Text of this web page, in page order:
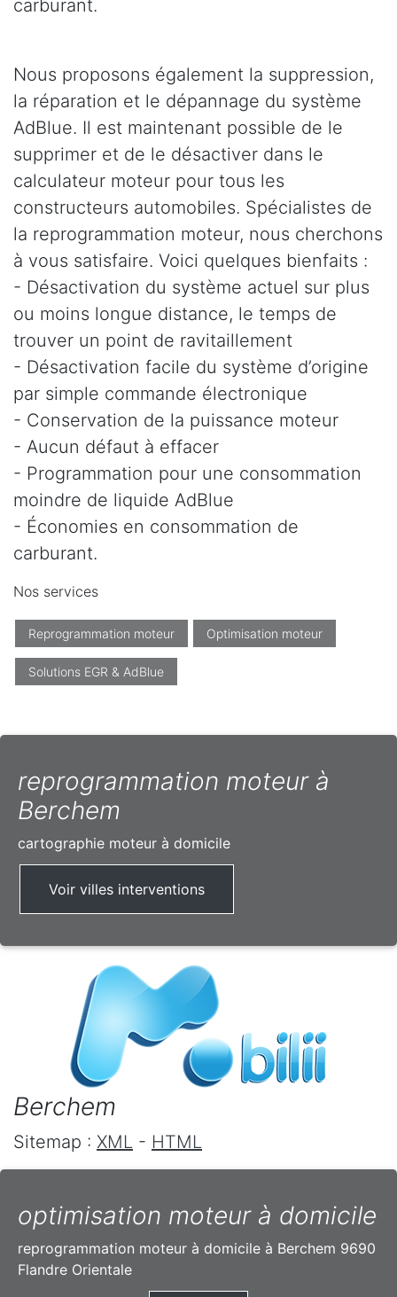
carburant.
Nous proposons également la suppression,
la réparation et le dépannage du système
AdBlue. Il est maintenant possible de le
supprimer et de le désactiver dans le
calculateur moteur pour tous les
constructeurs automobiles. Spécialistes de
la reprogrammation moteur, nous cherchons
à vous satisfaire. Voici quelques bienfaits :
- Désactivation du système actuel sur plus
ou moins longue distance, le temps de
trouver un point de ravitaillement
- Désactivation facile du système d’origine
par simple commande électronique
- Conservation de la puissance moteur
- Aucun défaut à effacer
- Programmation pour une consommation
moindre de liquide AdBlue
- Économies en consommation de
carburant.
Nos services
Reprogrammation moteur Optimisation moteur
Solutions EGR & AdBlue
reprogrammation moteur à
Berchem
cartographie moteur à domicile
Voir villes interventions
Berchem
Sitemap : XML - HTML
optimisation moteur à domicile
reprogrammation moteur à domicile à Berchem 9690
Flandre Orientale